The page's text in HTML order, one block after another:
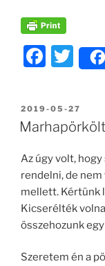
F
c
e
o
o
k
T
w
itt
er
BEKÜLDVE:
2019-05-27
Az úgy volt,
rendelni, de
mellett. Kértünk
Kicserélték
összehozunk
Szeretem én a